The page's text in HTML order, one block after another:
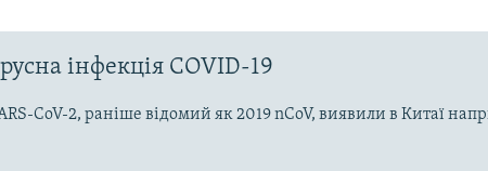
інфекція COVID-19
CoV-2, раніше відомий як 2019 nCoV, виявили в Китаї